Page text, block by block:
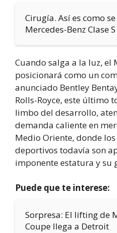
Cirugía. Así es como
Mercedes-Benz Clase
Cuando salga a la luz, el
posicionará como un
anunciado Bentley
Rolls-Royce, este último
limbo del desarrollo,
demanda caliente en
Medio Oriente, donde
deportivos todavía son
imponente estatura y su
Puede que te interese:
Sorpresa: El lifting de
Coupe llega a Detroit